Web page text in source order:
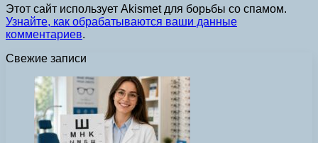
Этот сайт использует Akismet для борьбы со спамом.
Узнайте, как обрабатываются ваши данные
комментариев.
Свежие записи